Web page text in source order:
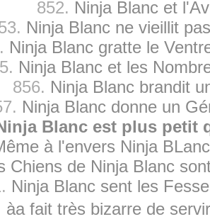
852. Ninja Blanc et
Ninja Blanc ne vieillit
Ninja Blanc gratte le
Ninja Blanc et les
856. Ninja Blanc brandit
Ninja Blanc donne un
Blanc est plus petit
à l'envers Ninja
Chiens de Ninja Blanc
Ninja Blanc sent les
àa fait très bizarre de